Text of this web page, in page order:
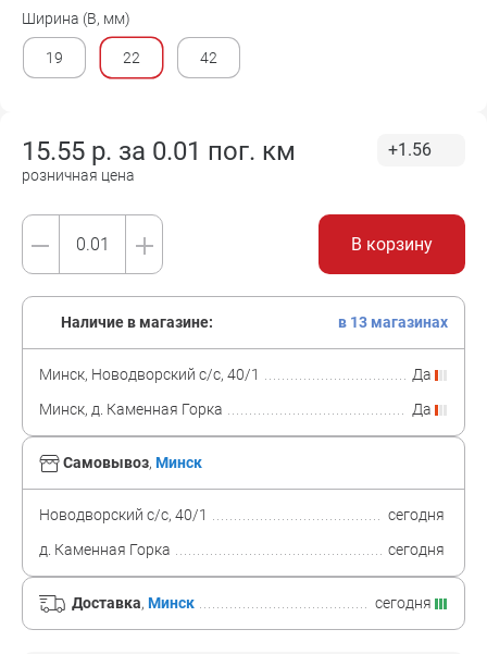
Ширина (B, мм)
19 22 42
15.55 р. за 0.01 пог. км
розничная цена
+1.56
В корзину
Самовывоз, Минск
Новодворский с/с, 40/1
сегодня
д. Каменная Горка
сегодня
Доставка, Минск сегодня
Наличие в магазине: в 13 магазинах
Минск, Новодворский с/с, 40/1
Да
Минск, д. Каменная Горка
Да